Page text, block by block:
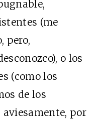
(me
pero,
o los
(como los
de los
aviesamente, por